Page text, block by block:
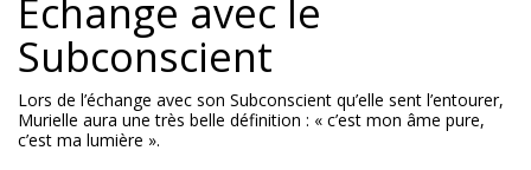
Échange avec le
Subconscient
Lors de l’échange avec son Subconscient qu’elle sent l’entourer,
Murielle aura une très belle définition : « c’est mon âme pure,
c’est ma lumière ».